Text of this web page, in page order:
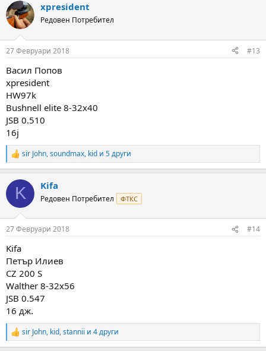
c
t
i
s
xpresident
Редовен Потребител
27 Февруари 2018 #13
Васил Попов
xpresident
HW97k
Bushnell elite 8-32x40
JSB 0.510
16j
R
e
c
i
s
sir John,soundmax, kid и 5 други
K Kifa
Редовен Потребител ФТКС
27 Февруари 2018 #14
Kifa
Петър Илиев
CZ 200 S
Walther 8-32x56
JSB 0.547
16 дж.
R
e
sir John, kid,stannii и 4 други